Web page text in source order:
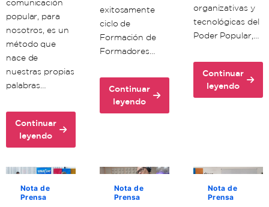
comunicación
popular, para
nosotros, es un
método que
nace de
nuestras propias
palabras…
Continuar
leyendo
about
Comuna
Simón
Bolívar
adopta
exitosamente
ciclo de
Formación de
Formadores…
Continuar
leyendo
about
Unacon
de
Formación
de
organizativas y
tecnológicas del
Poder Popular,…
Continuar
leyendo
about
Unacom
de
sus
formadores
Nota de
Prensa
Nota de
Prensa
Nota de
Prensa